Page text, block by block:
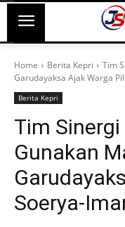
Home Berita Kepri
Tim
Garudayaksa Ajak Warga
Berita Kepri
Tim
Gunakan
Soerya-